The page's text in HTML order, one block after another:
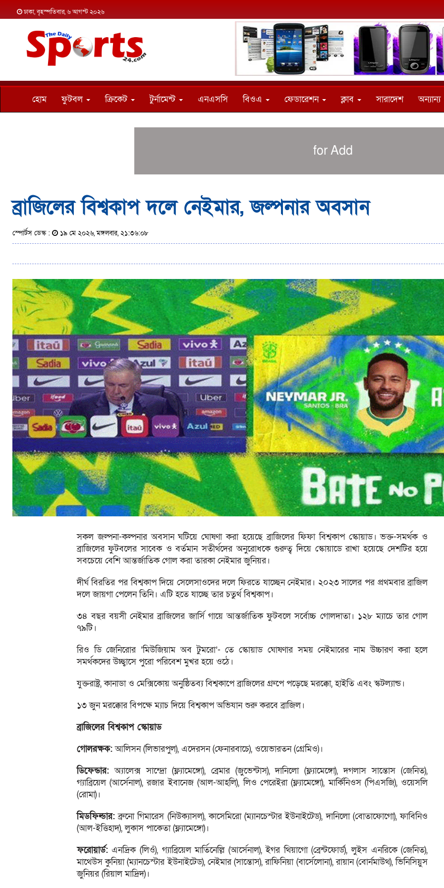
ঢাকা, বৃহস্পতিবার, ৬ আগস্ট ২০২৬
হোম ফুটবল ক্রিকেট টুর্নামেন্ট এনএসসি বিওএ ফেডারেশন ক্লাব সারাদেশ অন্যান্য
for Add
ব্রাজিলের বিশ্বকাপ দলে নেইমার, জল্পনার অবসান
স্পোর্টস ডেস্ক : ১৯ মে ২০২৬, মঙ্গলবার, ২১:৩৬:০৮
সকল জল্পনা-কল্পনার অবসান ঘটিয়ে ঘোষণা করা হয়েছে ব্রাজিলের ফিফা বিশ্বকাপ স্কোয়াড। ভক্ত-সমর্থক ও
ব্রাজিলের ফুটবলের সাবেক ও বর্তমান সতীর্থদের অনুরোধকে গুরুত্ব দিয়ে স্কোয়াডে রাখা হয়েছে দেশটির হয়ে
সবচেয়ে বেশি আন্তর্জাতিক গোল করা তারকা নেইমার জুনিয়র।
দীর্ঘ বিরতির পর বিশ্বকাপ দিয়ে সেলেসাওদের দলে ফিরতে যাচ্ছেন নেইমার। ২০২৩ সালের পর প্রথমবার ব্রাজিল
দলে জায়গা পেলেন তিনি। এটি হতে যাচ্ছে তার চতুর্থ বিশ্বকাপ।
৩৪ বছর বয়সী নেইমার ব্রাজিলের জার্সি গায়ে আন্তর্জাতিক ফুটবলে সর্বোচ্চ গোলদাতা। ১২৮ ম্যাচে তার গোল
৭৯টি।
রিও ডি জেনিরোর ‘মিউজিয়াম অব টুমরো’- তে স্কোয়াড ঘোষণার সময় নেইমারের নাম উচ্চারণ করা হলে
সমর্থকদের উচ্ছ্বাসে পুরো পরিবেশ মুখর হয়ে ওঠে।
যুক্তরাষ্ট্র, কানাডা ও মেক্সিকোয় অনুষ্ঠিতব্য বিশ্বকাপে ব্রাজিলের গ্রুপে পড়েছে মরক্কো, হাইতি এবং স্কটল্যান্ড।
১৩ জুন মরক্কোর বিপক্ষে ম্যাচ দিয়ে বিশ্বকাপ অভিযান শুরু করবে ব্রাজিল।
ব্রাজিলের বিশ্বকাপ স্কোয়াড
গোলরক্ষক:আলিসন (লিভারপুল), এদেরসন (ফেনারবাচে), ওয়েভারতন (গ্রেমিও)।
ডিফেন্ডার:অ্যালেক্স সান্দ্রো (ফ্ল্যামেঙ্গো), ব্রেমার (জুভেন্টাস), দানিলো (ফ্ল্যামেঙ্গো), দগলাস সান্তোস (জেনিত),
গ্যাব্রিয়েল (আর্সেনাল), রজার ইবানেজ (আল-আহলি), লিও পেরেইরা (ফ্ল্যামেঙ্গো), মার্কিনিওস (পিএসজি), ওয়েসলি
(রোমা)।
মিডফিল্ডার:ব্রুনো গিমারেস (নিউক্যাসল), কাসেমিরো (ম্যানচেস্টার ইউনাইটেড), দানিলো (বোতাফোগো), ফাবিনিও
(আল-ইত্তিহাদ), লুকাস পাকেতা (ফ্ল্যামেঙ্গো)।
ফরোয়ার্ড:এনদ্রিক (লিওঁ), গ্যাব্রিয়েল মার্তিনেল্লি (আর্সেনাল), ইগর থিয়াগো (ব্রেন্টফোর্ড), লুইস এনরিকে (জেনিত),
মাথেউস কুনিয়া (ম্যানচেস্টার ইউনাইটেড), নেইমার (সান্তোস), রাফিনিয়া (বার্সেলোনা), রায়ান (বোর্নমাউথ), ভিনিসিয়ুস
জুনিয়র (রিয়াল মাদ্রিদ)।